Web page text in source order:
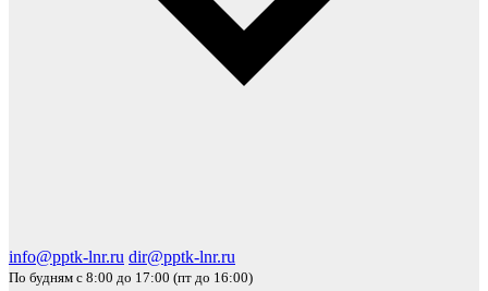
info@pptk-lnr.ru dir@pptk-lnr.ru
По будням с 8:00 до 17:00 (пт до 16:00)